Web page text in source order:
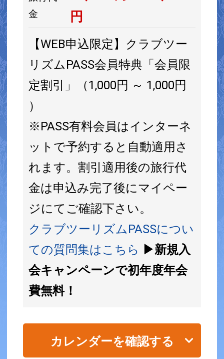
金
円
【WEB申込限定】クラブツー
リズムPASS会員特典「会員限
定割引」（1,000円 ～ 1,000円
）
※PASS有料会員はインターネ
ットで予約すると自動適用さ
れます。割引適用後の旅行代
金は申込み完了後にマイペー
ジにてご確認下さい。
クラブツーリズムPASSについ
ての質問集はこちら ▶新規入
会キャンペーンで初年度年会
費無料！
カレンダーを確認する